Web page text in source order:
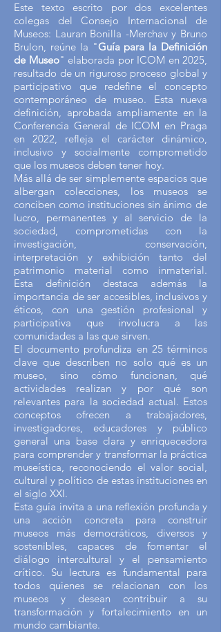
Este texto escrito por dos excelentes
colegas del Consejo Internacional de
Museos: Lauran Bonilla -Merchav y Bruno
Brulon, reúne la "Guía para la Definición
de Museo" elaborada por ICOM en 2025,
resultado de un riguroso proceso global y
participativo que redefine el concepto
contemporáneo de museo. Esta nueva
definición, aprobada ampliamente en la
Conferencia General de ICOM en Praga
en 2022, refleja el carácter dinámico,
inclusivo y socialmente comprometido
que los museos deben tener hoy.
Más allá de ser simplemente espacios que
albergan colecciones, los museos se
conciben como instituciones sin ánimo de
lucro, permanentes y al servicio de la
sociedad, comprometidas con la
investigación, conservación,
interpretación y exhibición tanto del
patrimonio material como inmaterial.
Esta definición destaca además la
importancia de ser accesibles, inclusivos y
éticos, con una gestión profesional y
participativa que involucra a las
comunidades a las que sirven.
El documento profundiza en 25 términos
clave que describen no solo qué es un
museo, sino cómo funcionan, qué
actividades realizan y por qué son
relevantes para la sociedad actual. Estos
conceptos ofrecen a trabajadores,
investigadores, educadores y público
general una base clara y enriquecedora
para comprender y transformar la práctica
museística, reconociendo el valor social,
cultural y político de estas instituciones en
el siglo XXI.
Esta guía invita a una reflexión profunda y
una acción concreta para construir
museos más democráticos, diversos y
sostenibles, capaces de fomentar el
diálogo intercultural y el pensamiento
crítico. Su lectura es fundamental para
todos quienes se relacionan con los
museos y desean contribuir a su
transformación y fortalecimiento en un
mundo cambiante.